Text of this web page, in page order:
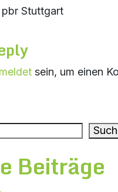
Stuttgart
sein, um einen
Beiträge